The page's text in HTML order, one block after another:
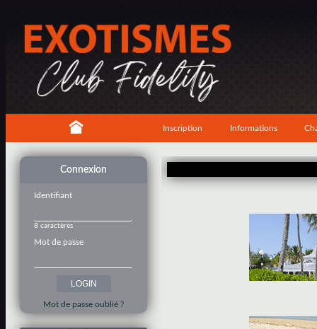
Inscription Informations
Connexion
Identifiant
8 caractères
Mot de passe
Mot de passe oublié ?